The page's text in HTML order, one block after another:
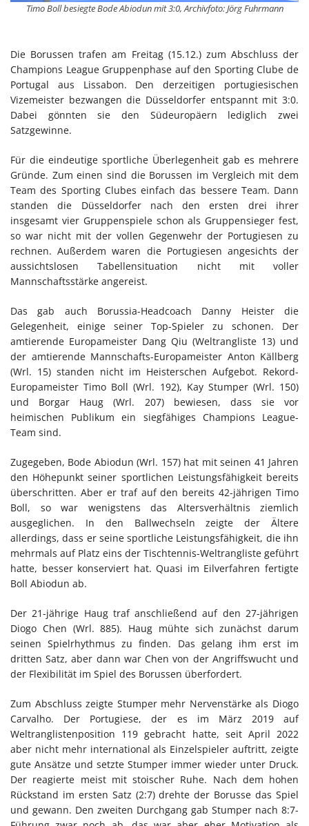
Timo Boll besiegte Bode Abiodun mit 3:0, Archivfoto: Jörg Fuhrmann
Die Borussen trafen am Freitag (15.12.) zum Abschluss der
Champions League Gruppenphase auf den Sporting Clube de
Portugal aus Lissabon. Den derzeitigen portugiesischen
Vizemeister bezwangen die Düsseldorfer entspannt mit 3:0.
Dabei gönnten sie den Südeuropäern lediglich zwei
Satzgewinne.
Für die eindeutige sportliche Überlegenheit gab es mehrere
Gründe. Zum einen sind die Borussen im Vergleich mit dem
Team des Sporting Clubes einfach das bessere Team. Dann
standen die Düsseldorfer nach den ersten drei ihrer
insgesamt vier Gruppenspiele schon als Gruppensieger fest,
so war nicht mit der vollen Gegenwehr der Portugiesen zu
rechnen. Außerdem waren die Portugiesen angesichts der
aussichtslosen Tabellensituation nicht mit voller
Mannschaftsstärke angereist.
Das gab auch Borussia-Headcoach Danny Heister die
Gelegenheit, einige seiner Top-Spieler zu schonen. Der
amtierende Europameister Dang Qiu (Weltrangliste 13) und
der amtierende Mannschafts-Europameister Anton Källberg
(Wrl. 15) standen nicht im Heisterschen Aufgebot. Rekord-
Europameister Timo Boll (Wrl. 192), Kay Stumper (Wrl. 150)
und Borgar Haug (Wrl. 207) bewiesen, dass sie vor
heimischen Publikum ein siegfähiges Champions League-
Team sind.
Zugegeben, Bode Abiodun (Wrl. 157) hat mit seinen 41 Jahren
den Höhepunkt seiner sportlichen Leistungsfähigkeit bereits
überschritten. Aber er traf auf den bereits 42-jährigen Timo
Boll, so war wenigstens das Altersverhältnis ziemlich
ausgeglichen. In den Ballwechseln zeigte der Ältere
allerdings, dass er seine sportliche Leistungsfähigkeit, die ihn
mehrmals auf Platz eins der Tischtennis-Weltrangliste geführt
hatte, besser konserviert hat. Quasi im Eilverfahren fertigte
Boll Abiodun ab.
Der 21-jährige Haug traf anschließend auf den 27-jährigen
Diogo Chen (Wrl. 885). Haug mühte sich zunächst darum
seinen Spielrhythmus zu finden. Das gelang ihm erst im
dritten Satz, aber dann war Chen von der Angriffswucht und
der Flexibilität im Spiel des Borussen überfordert.
Zum Abschluss zeigte Stumper mehr Nervenstärke als Diogo
Carvalho. Der Portugiese, der es im März 2019 auf
Weltranglistenposition 119 gebracht hatte, seit April 2022
aber nicht mehr international als Einzelspieler auftritt, zeigte
gute Ansätze und setzte Stumper immer wieder unter Druck.
Der reagierte meist mit stoischer Ruhe. Nach dem hohen
Rückstand im ersten Satz (2:7) drehte der Borusse das Spiel
und gewann. Den zweiten Durchgang gab Stumper nach 8:7-